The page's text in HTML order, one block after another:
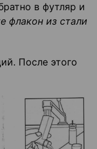
в футляр и
флакон из стали
После этого